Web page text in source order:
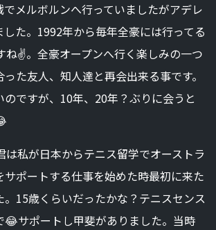
メルボルンへ行っていましたがアデレ
た。1992年から毎年全豪には行ってる
ね✌️。全豪オープンへ行く楽しみの一つ
た友人、知人達と再会出来る事です。
ですが、10年、20年？ぶりに会うと
は私が日本からテニス留学でオーストラ
サポートする仕事を始めた時最初に来た
。15歳くらいだったかな？テニスセンス
😂サポートし甲斐がありました。当時